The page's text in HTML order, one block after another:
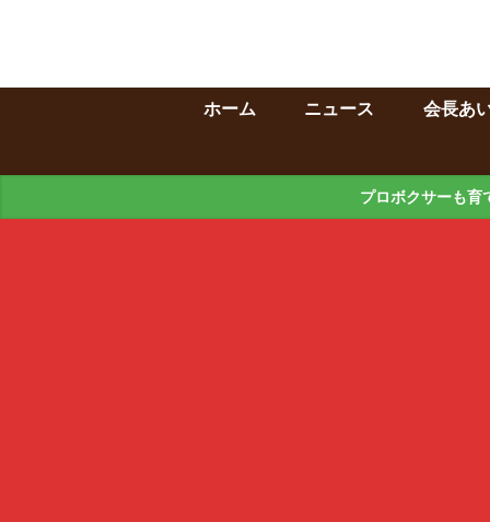
ホーム ニュース 会長あ
プロボクサーも育